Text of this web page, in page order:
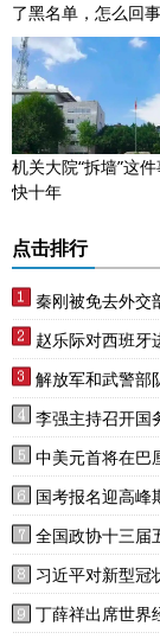
了黑名单，怎么回
机关大院“拆墙”这
快十年
点击排行
秦刚被免去外交
赵乐际对西班牙
解放军和武警部
李强主持召开国
中美元首将在巴
国考报名迎高峰
全国政协十三届
席
习近平对新型冠
丁薛祥出席世界